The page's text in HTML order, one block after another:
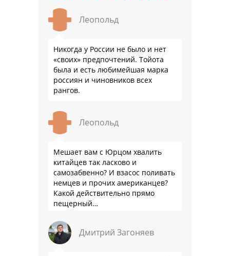
Леопольд
Никогда у России не было и нет
«своих» предпочтений. Тойота
была и есть любимейшая марка
россиян и чиновников всех
рангов.
Леопольд
Мешает вам с Юрцом хвалить
китайцев так ласково и
самозабвенно? И взасос поливать
немцев и прочих американцев?
Какой действительно прямо
пещерный…
Дмитрий Загоняев